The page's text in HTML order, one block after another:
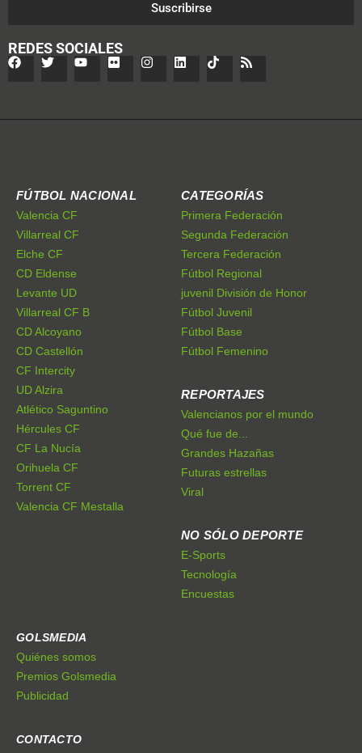
Suscribirse
REDES SOCIALES
FÚTBOL NACIONAL
Valencia CF
Villarreal CF
Elche CF
CD Eldense
Levante UD
Villarreal CF B
CD Alcoyano
CD Castellón
CF Intercity
UD Alzira
Atlético Saguntino
Hércules CF
CF La Nucía
Orihuela CF
Torrent CF
Valencia CF Mestalla
CATEGORÍAS
Primera Federación
Segunda Federación
Tercera Federación
Fútbol Regional
juvenil División de Honor
Fútbol Juvenil
Fútbol Base
Fútbol Femenino
REPORTAJES
Valencianos por el mundo
Qué fue de...
Grandes Hazañas
Futuras estrellas
Viral
NO SÓLO DEPORTE
E-Sports
Tecnología
Encuestas
GOLSMEDIA
Quiénes somos
Premios Golsmedia
Publicidad
CONTACTO